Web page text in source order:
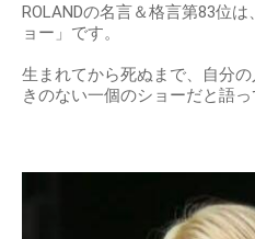
ROLANDの名言＆格言第83位
ョー」です。
生まれてから死ぬまで、自分
きのない一個のショーだと語っ